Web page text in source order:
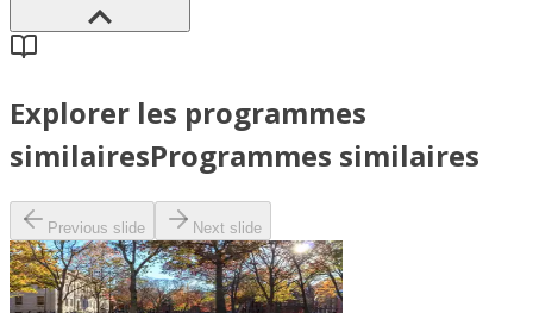
Explorer les programmes
similairesProgrammes similaires
Previous slide Next slide